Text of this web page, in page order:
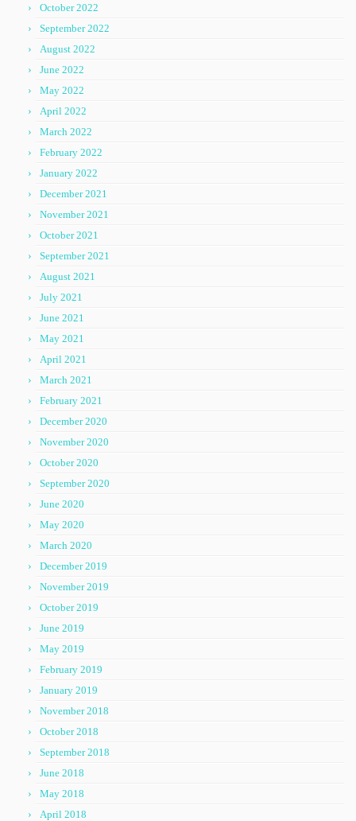
October 2022
September 2022
August 2022
June 2022
May 2022
April 2022
March 2022
February 2022
January 2022
December 2021
November 2021
October 2021
September 2021
August 2021
July 2021
June 2021
May 2021
April 2021
March 2021
February 2021
December 2020
November 2020
October 2020
September 2020
June 2020
May 2020
March 2020
December 2019
November 2019
October 2019
June 2019
May 2019
February 2019
January 2019
November 2018
October 2018
September 2018
June 2018
May 2018
April 2018